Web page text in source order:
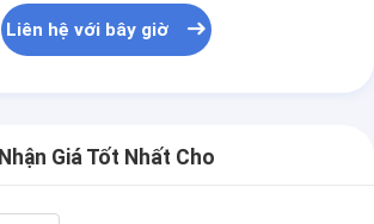
Liên hệ với bây giờ
Nhận Giá Tốt Nhất Cho